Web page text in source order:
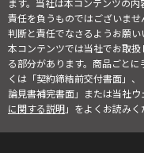
ます。当社は本コンテンツの
責任を負うものではございま
判断と責任でなさるようお願い
本コンテンツでは当社でお取
る部分があります。商品ごと
くは「契約締結前交付書面」
論見書補完書面」または当社
に関する説明」をよくお読みく